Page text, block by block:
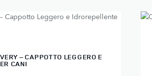
– CAPPOTTO LEGGERO E
CANI